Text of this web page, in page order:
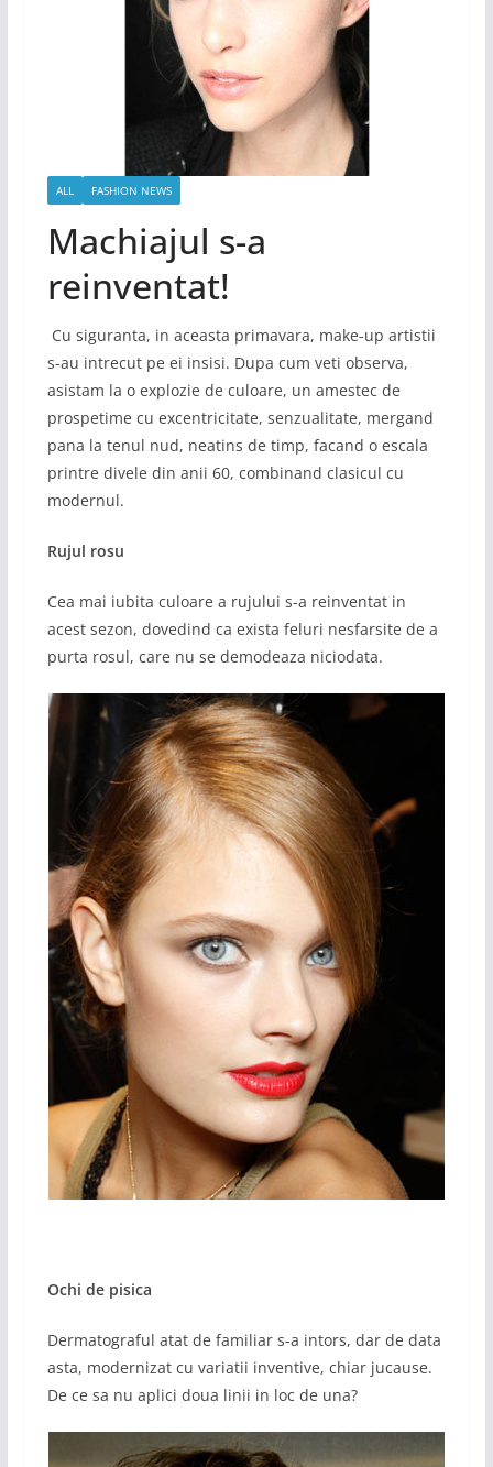
ALL FASHION NEWS
Machiajul s-a
reinventat!
Cu siguranta, in aceasta primavara, make-up artistii
s-au intrecut pe ei insisi. Dupa cum veti observa,
asistam la o explozie de culoare, un amestec de
prospetime cu excentricitate, senzualitate, mergand
pana la tenul nud, neatins de timp, facand o escala
printre divele din anii 60, combinand clasicul cu
modernul.
Rujul rosu
Cea mai iubita culoare a rujului s-a reinventat in
acest sezon, dovedind ca exista feluri nesfarsite de a
purta rosul, care nu se demodeaza niciodata.
Ochi de pisica
Dermatograful atat de familiar s-a intors, dar de data
asta, modernizat cu variatii inventive, chiar jucause.
De ce sa nu aplici doua linii in loc de una?